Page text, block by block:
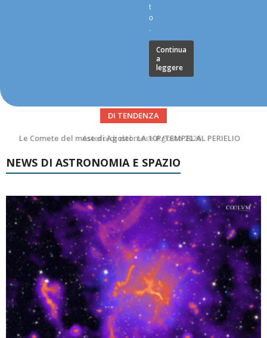
t
o
.
Continua
a
leggere
DI TENDENZA
Asteroidi del mese Agosto 2026
NEWS DI ASTRONOMIA E SPAZIO